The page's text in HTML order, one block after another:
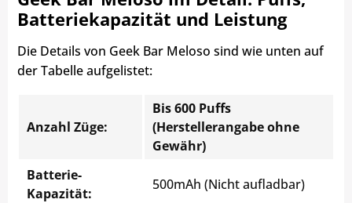
Batteriekapazität und Leistung
Die Details von Geek Bar Meloso sind wie unten auf
der Tabelle aufgelistet:
Anzahl Züge:
Bis 600 Puffs
(Herstellerangabe ohne
Gewähr)
Batterie-
Kapazität:
500mAh (Nicht aufladbar)